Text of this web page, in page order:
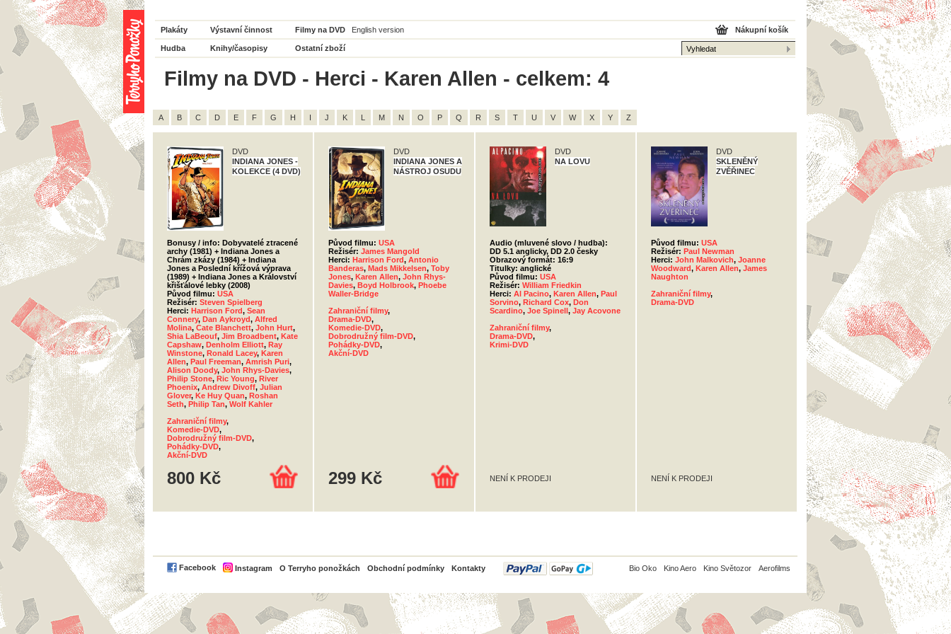
Plakáty Výstavní činnost Filmy na DVD English version
Hudba Knihy/časopisy Ostatní zboží
Nákupní košík
Filmy na DVD - Herci - Karen Allen - celkem: 4
A B C D E F G H I J K L M N O P Q R S T U V W X Y Z
DVD
INDIANA JONES -
KOLEKCE (4 DVD)
Bonusy / info: Dobyvatelé ztracené
archy (1981) + Indiana Jones a
Chrám zkázy (1984) + Indiana
Jones a Poslední křížová výprava
(1989) + Indiana Jones a Království
křišťálové lebky (2008)
Původ filmu: USA
Režisér: Steven Spielberg
Herci: Harrison Ford, Sean
Connery, Dan Aykroyd, Alfred
Molina, Cate Blanchett, John Hurt,
Shia LaBeouf, Jim Broadbent, Kate
Capshaw, Denholm Elliott, Ray
Winstone, Ronald Lacey, Karen
Allen, Paul Freeman, Amrish Puri,
Alison Doody, John Rhys-Davies,
Philip Stone, Ric Young, River
Phoenix, Andrew Divoff, Julian
Glover, Ke Huy Quan, Roshan
Seth, Philip Tan, Wolf Kahler
Zahraniční filmy,
Komedie-DVD,
Dobrodružný film-DVD,
Pohádky-DVD,
Akční-DVD
800 Kč
DVD
INDIANA JONES A
NÁSTROJ OSUDU
Původ filmu: USA
Režisér: James Mangold
Herci: Harrison Ford, Antonio
Banderas, Mads Mikkelsen, Toby
Jones, Karen Allen, John Rhys-
Davies, Boyd Holbrook, Phoebe
Waller-Bridge
Zahraniční filmy,
Drama-DVD,
Komedie-DVD,
Dobrodružný film-DVD,
Pohádky-DVD,
Akční-DVD
299 Kč
DVD
NA LOVU
Audio (mluvené slovo / hudba):
DD 5.1 anglicky, DD 2.0 česky
Obrazový formát: 16:9
Titulky: anglické
Původ filmu: USA
Režisér: William Friedkin
Herci: Al Pacino, Karen Allen, Paul
Sorvino, Richard Cox, Don
Scardino, Joe Spinell, Jay Acovone
Zahraniční filmy,
Drama-DVD,
Krimi-DVD
NENÍ K PRODEJI
DVD
SKLENĚNÝ
ZVĚŘINEC
Původ filmu: USA
Režisér: Paul Newman
Herci: John Malkovich, Joanne
Woodward, Karen Allen, James
Naughton
Zahraniční filmy,
Drama-DVD
NENÍ K PRODEJI
Facebook Instagram O Terryho ponožkách Obchodní podmínky Kontakty
PayPal Bio Oko Kino Aero Kino Světozor Aerofilms